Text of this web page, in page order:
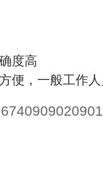
度高
便，一般工作